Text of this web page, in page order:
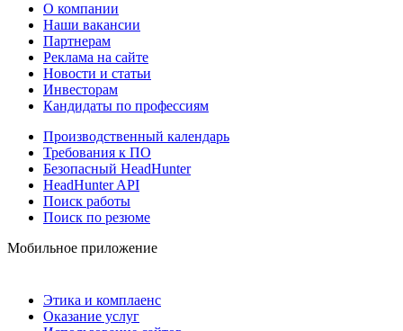
О компании
Наши вакансии
Партнерам
Реклама на сайте
Новости и статьи
Инвесторам
Кандидаты по профессиям
Производственный календарь
Требования к ПО
Безопасный HeadHunter
HeadHunter API
Поиск работы
Поиск по резюме
Мобильное приложение
Этика и комплаенс
Оказание услуг